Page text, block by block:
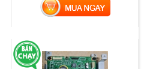
MUA NGAY